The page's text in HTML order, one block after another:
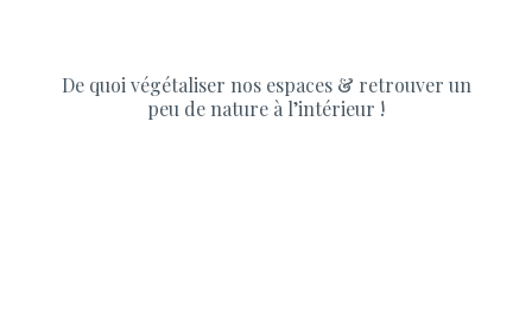
De quoi végétaliser nos espaces & retrouver un
peu de nature à l’intérieur !